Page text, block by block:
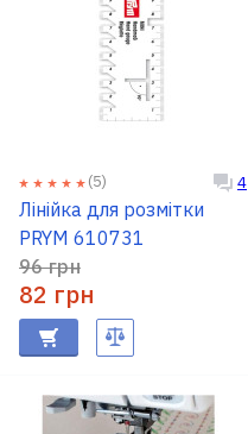
(5) 4
Лінійка для розмітки
PRYM 610731
96 грн
82 грн